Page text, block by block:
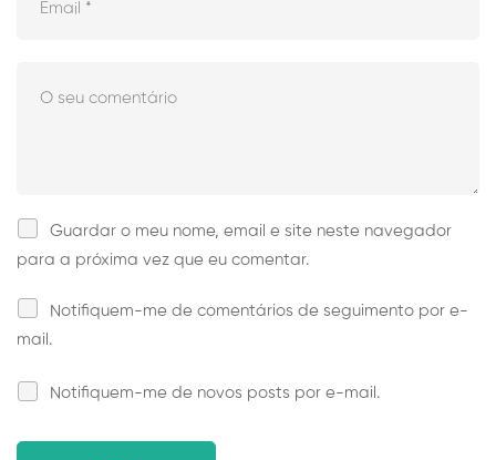
Guardar o meu nome, email e site neste navegador
para a próxima vez que eu comentar.
Notifiquem-me de comentários de seguimento por e-
mail.
Notifiquem-me de novos posts por e-mail.